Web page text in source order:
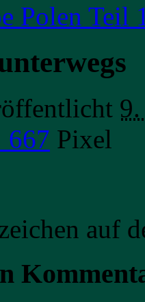
Polen Teil
667 Pixel
auf